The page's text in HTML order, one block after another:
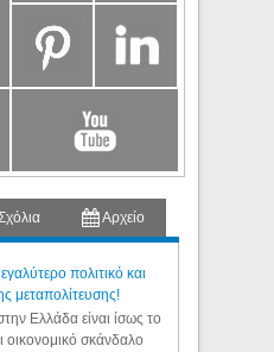
Αρχείο
πολιτικό και
μεταπολίτευσης!
Ελλάδα είναι ίσως το
οικονομικό σκάνδαλο